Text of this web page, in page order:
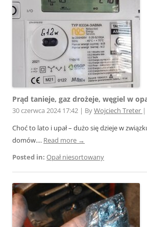
Prąd tanieje, gaz drożeje, węgiel w
30 czerwca 2024 17:42 | ByWojciech Treter |
Choć to lato i upał – dużo się dzieje w
domów.... Read more →
Posted in: Opał niesortowany